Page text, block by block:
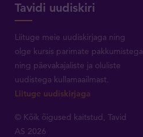
Tavidi uudiskiri
Liituge meie uudiskirjaga ning
olge kursis parimate pakkumistega
ning päevakajaliste ja oluliste
uudistega kullamaailmast.
Liituge uudiskirjaga
© Kõik õigused kaitstud, Tavid
AS 2026